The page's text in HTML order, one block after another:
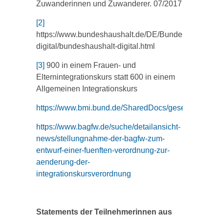
Zuwanderinnen und Zuwanderer. 07/2017
[2]
https://www.bundeshaushalt.de/DE/Bundeshaushalt-
digital/bundeshaushalt-digital.html
[3] 900 in einem Frauen- und
Elternintegrationskurs statt 600 in einem
Allgemeinen Integrationskurs
https://www.bmi.bund.de/SharedDocs/
https://www.bagfw.de/suche/detailansicht-
news/stellungnahme-der-bagfw-zum-
entwurf-einer-fuenften-verordnung-zur-
aenderung-der-
integrationskursverordnung
Statements der Teilnehmerinnen aus